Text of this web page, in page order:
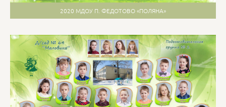
2020 МДОУ П. ФЕДОТОВО «ПОЛЯНА»